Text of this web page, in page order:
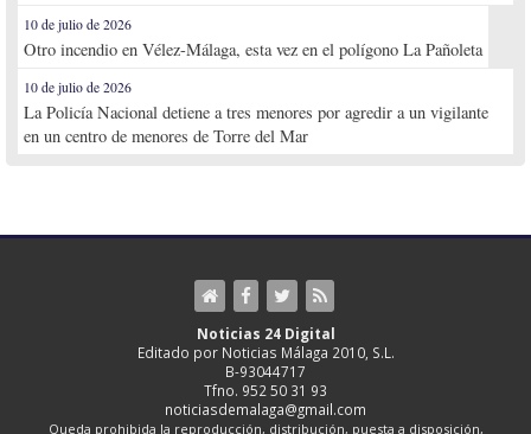
10 de julio de 2026
Otro incendio en Vélez-Málaga, esta vez en el polígono La Pañoleta
10 de julio de 2026
La Policía Nacional detiene a tres menores por agredir a un vigilante
en un centro de menores de Torre del Mar
Noticias 24 Digital
Editado por Noticias Málaga 2010, S.L.
B-93044717
Tfno. 952 50 31 93
noticiasdemalaga@gmail.com
Queda prohibida la reproducción, distribución, puesta a disposición,